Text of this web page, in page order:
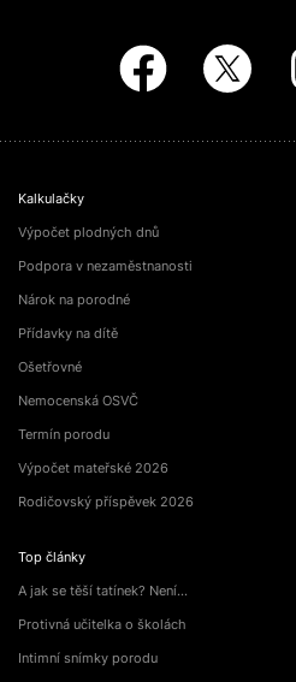
Kalkulačky
Výpočet plodných dnů
Podpora v nezaměstnanosti
Nárok na porodné
Přídavky na dítě
Ošetřovné
Nemocenská OSVČ
Termín porodu
Výpočet mateřské 2026
Rodičovský příspěvek 2026
Top články
A jak se těší tatínek? Není…
Protivná učitelka o školách
Intimní snímky porodu